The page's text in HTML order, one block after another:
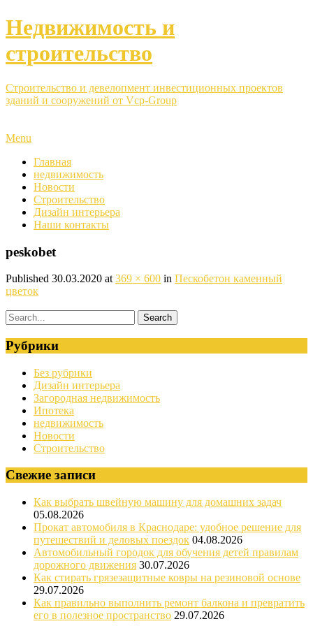
Недвижимость и
строительство
Строительство и девелопмент инвестиционных проектов
зданий и сооружений от Vcp-Group
Menu
Главная
недвижимость
Новости
Строительство
Дизайн интерьера
Наши контакты
peskobet
Published 30.03.2020 at 369 × 600 in Пескобетон каменный
цветок
Рубрики
Без рубрики
Дизайн интерьера
Загородная недвижимость
Ипотека
недвижимость
Новости
Строительство
Свежие записи
Как выбрать швейную машину для домашних задач
05.08.2026
Прокат автомобиля в Краснодаре: удобное решение для
путешествий и деловых поездок 04.08.2026
Автомобильный городок для обучения детей правилам
дорожного движения 30.07.2026
Как стирать грязезащитные ковры на резиновой основе
29.07.2026
Как правильно выполнить ремонт балкона и превратить
его в полезное пространство 29.07.2026